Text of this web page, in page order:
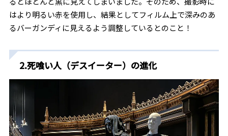
はより明るい赤を使用し、結果としてフィルム上で深みのあ
るバーガンディに見えるよう調整しているとのこと！
2.死喰い人（デスイーター）の進化